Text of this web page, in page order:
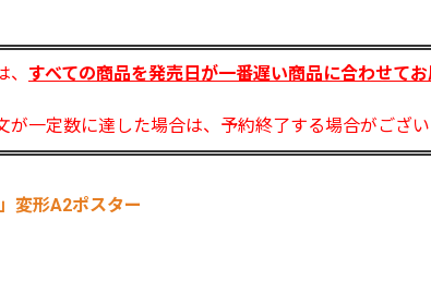
すべての商品を発売日が一番遅い商品に合わせてお
一定数に達した場合は、予約終了する場合がござい
変形A2ポスター